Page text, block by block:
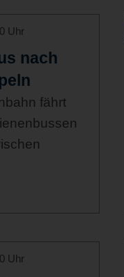
Uhr
nach
fährt
Uhr